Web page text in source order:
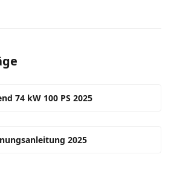
74 kW 100 PS 2025
2025